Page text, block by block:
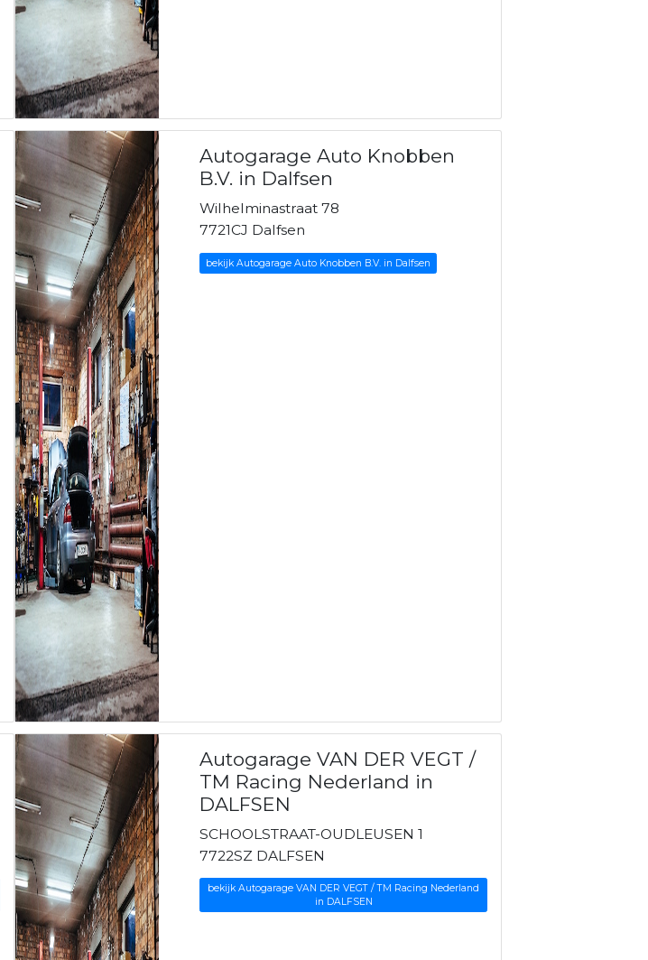
Autogarage Auto Knobben
B.V. in Dalfsen
Wilhelminastraat 78
7721CJ Dalfsen
bekijk Autogarage Auto Knobben B.V. in Dalfsen
Autogarage VAN DER VEGT /
TM Racing Nederland in
DALFSEN
SCHOOLSTRAAT-OUDLEUSEN 1
7722SZ DALFSEN
bekijk Autogarage VAN DER VEGT / TM Racing Nederland
in DALFSEN